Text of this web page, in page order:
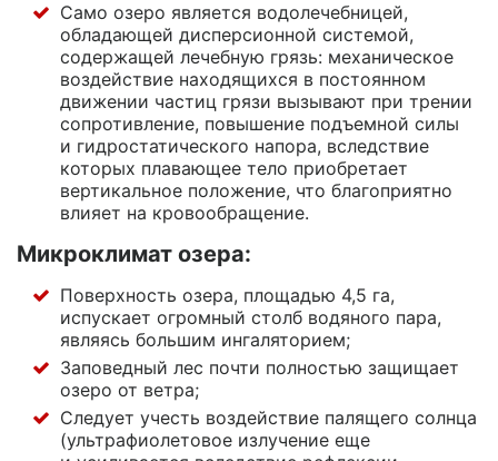
Само озеро является водолечебницей,
обладающей дисперсионной системой,
содержащей лечебную грязь: механическое
воздействие находящихся в постоянном
движении частиц грязи вызывают при трении
сопротивление, повышение подъемной силы
и гидростатического напора, вследствие
которых плавающее тело приобретает
вертикальное положение, что благоприятно
влияет на кровообращение.
Микроклимат озера:
Поверхность озера, площадью 4,5 га,
испускает огромный столб водяного пара,
являясь большим ингаляторием;
Заповедный лес почти полностью защищает
озеро от ветра;
Следует учесть воздействие палящего солнца
(ультрафиолетовое излучение еще